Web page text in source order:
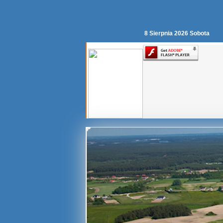
8 Sierpnia 2026 Sobota